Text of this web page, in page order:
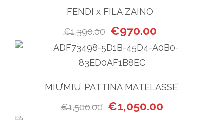
FENDI x FILA ZAINO
€1,390.00 Il prezzo originale era:
€970.00
MIU’MIU’ PATTINA MATELASSE’
€1,500.00 Il prezzo originale era:
€1,050.00Il prezzo